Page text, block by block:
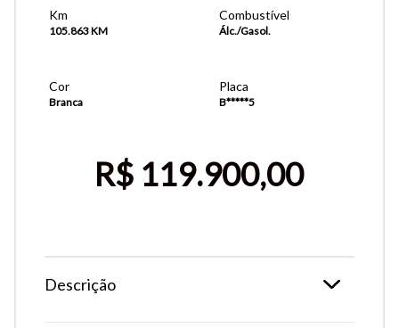
Km
105.863 KM
Combustível
Álc./Gasol.
Cor
Branca
Placa
B*****5
R$ 119.900,00
Descrição